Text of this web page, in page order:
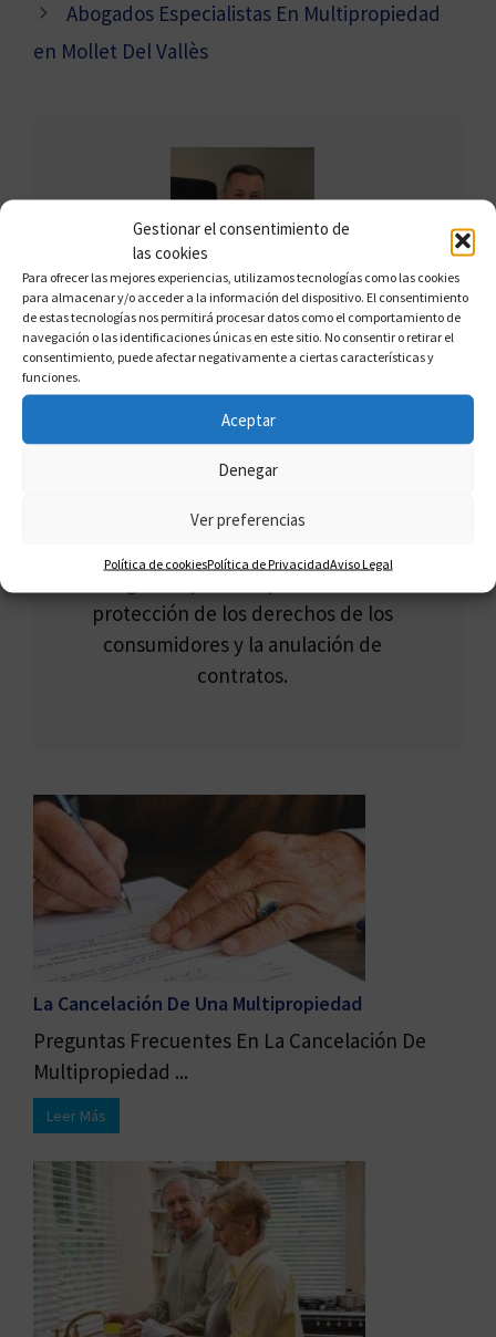
Gestionar el consentimiento de
las cookies
Para ofrecer las mejores experiencias, utilizamos tecnologías como las cookies
para almacenar y/o acceder a la información del dispositivo. El consentimiento
de estas tecnologías nos permitirá procesar datos como el comportamiento de
navegación o las identificaciones únicas en este sitio. No consentir o retirar el
consentimiento, puede afectar negativamente a ciertas características y
funciones.
Aceptar
Denegar
Ver preferencias
Política de cookiesPolítica de PrivacidadAviso Legal
Abogados Especialistas En Multipropiedad
en Mollet Del Vallès
FRANCISCO CLAROS
Francisco Claros, conocido como el
"Defensor del Multipropietario", es un
experto en multipropiedad con amplia
experiencia en ayudar a los afectados a
Reconocido por su enfoque riguroso y
efectivo, Francisco lidera un equipo de
protección de los derechos de los
consumidores y la anulación de
contratos.
La Cancelación De Una Multipropiedad
Preguntas Frecuentes En La Cancelación De
Multipropiedad ...
Leer Más